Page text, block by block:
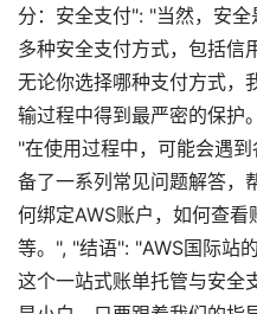
分：安全支付": "当然，安
多种安全支付方式，包括信
无论你选择哪种支付方式，
输过程中得到最严密的保护
"在使用过程中，可能会遇
备了一系列常见问题解答，
何绑定AWS账户，如何查
等。", "结语": "AWS国际站
这个一站式账单托管与安全